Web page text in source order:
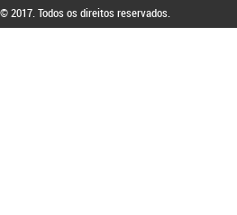
respectiva blindagem
© 2017. Todos os direitos reservados.